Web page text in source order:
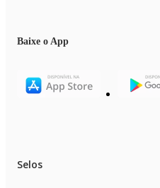
Baixe o App
Selos